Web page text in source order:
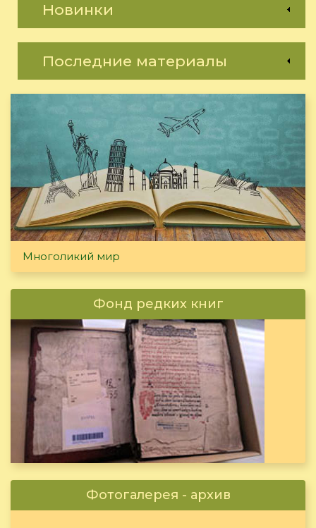
Новинки
Последние материалы
Многоликий мир
Фонд редких книг
Фотогалерея - архив